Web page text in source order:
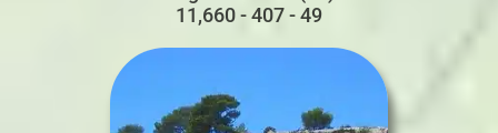
11,660 - 407 - 49